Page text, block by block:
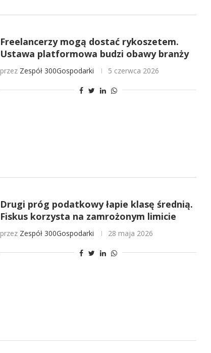
Freelancerzy mogą dostać rykoszetem.
Ustawa platformowa budzi obawy branży
przez Zespół 300Gospodarki 5 czerwca 2026
Drugi próg podatkowy łapie klasę średnią.
Fiskus korzysta na zamrożonym limicie
przez Zespół 300Gospodarki 28 maja 2026